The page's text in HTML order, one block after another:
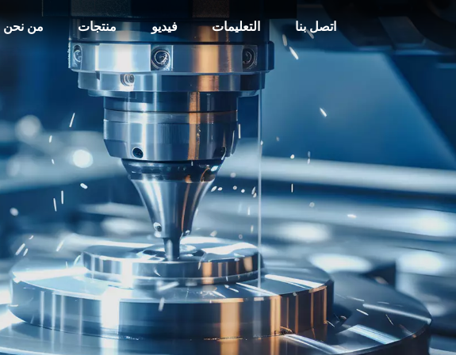
من نحن منتجات فيديو التعليمات اتصل بنا